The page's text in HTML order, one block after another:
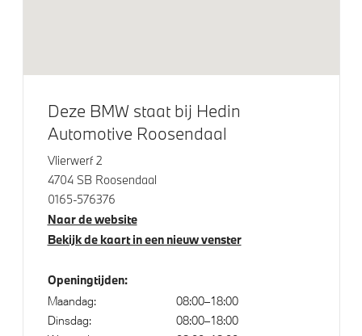
Trekhaak met elektrisch wegklapbare kogel
LED achterlichten
M Hoogglans Shadow Line met uitgebreide omvang
18 inch LM Dubbelspaak (styling 848 M) in Bicolor
Jet Black
Klimaatbeheersing
Deze BMW staat bij Hedin
Automotive Roosendaal
Vlierwerf 2
4704 SB Roosendaal
0165-576376
Naar de website
Bekijk de kaart in een nieuw venster
Openingtijden:
Maandag:
08:00–18:00
Dinsdag:
08:00–18:00